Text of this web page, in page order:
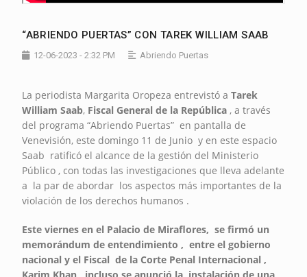
“ABRIENDO PUERTAS” CON TAREK WILLIAM SAAB
12-06-2023 - 2:32 PM Abriendo Puertas
La periodista Margarita Oropeza entrevistó aTarek
William Saab, Fiscal General de la República , a través
del programa “Abriendo Puertas” en pantalla de
Venevisión, este domingo 11 de Junio y en este espacio
Saab ratificó el alcance de la gestión del Ministerio
Público , con todas las investigaciones que lleva adelante
a la par de abordar los aspectos más importantes de la
violación de los derechos humanos .
Este viernes en el Palacio de Miraflores, se firmó un
memorándum de entendimiento , entre el gobierno
nacional y el Fiscal de la Corte Penal Internacional ,
Karim Khan , incluso se anunció la instalación de una